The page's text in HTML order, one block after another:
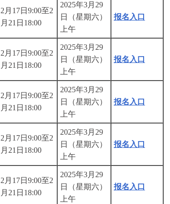
2月17日9:00至2
月21日18:00
2025年3月29
日（星期六）
上午
报名入口
2月17日9:00至2
月21日18:00
2025年3月29
日（星期六）
上午
报名入口
2月17日9:00至2
月21日18:00
2025年3月29
日（星期六）
上午
报名入口
2月17日9:00至2
月21日18:00
2025年3月29
日（星期六）
上午
报名入口
2月17日9:00至2
月21日18:00
2025年3月29
日（星期六）
上午
报名入口